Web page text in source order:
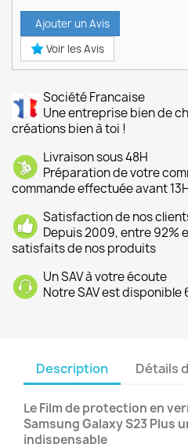
Ajouter un Avis
Voir les Avis
Société Francaise
Une entreprise bien de
créations bien à toi !
Livraison sous 48H
Préparation de votre
commande effectuée avant
Satisfaction de nos
Depuis 2009, entre 92%
satisfaits de nos produits
Un SAV à votre écoute
Notre SAV est disponible
Description Détails
Le Film de protection en
Samsung Galaxy S23 Plus
indispensable